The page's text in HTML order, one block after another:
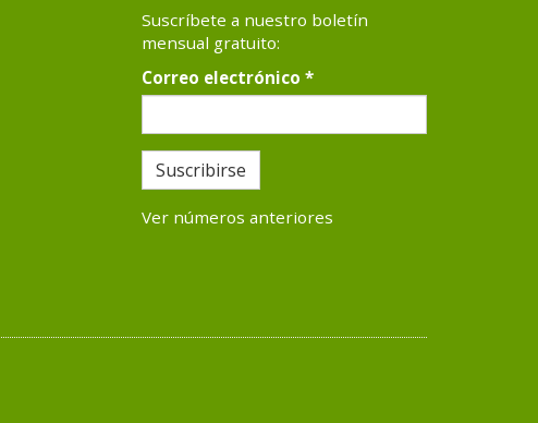
Suscríbete a nuestro boletín
mensual gratuito:
Correo electrónico *
Suscribirse
Ver números anteriores